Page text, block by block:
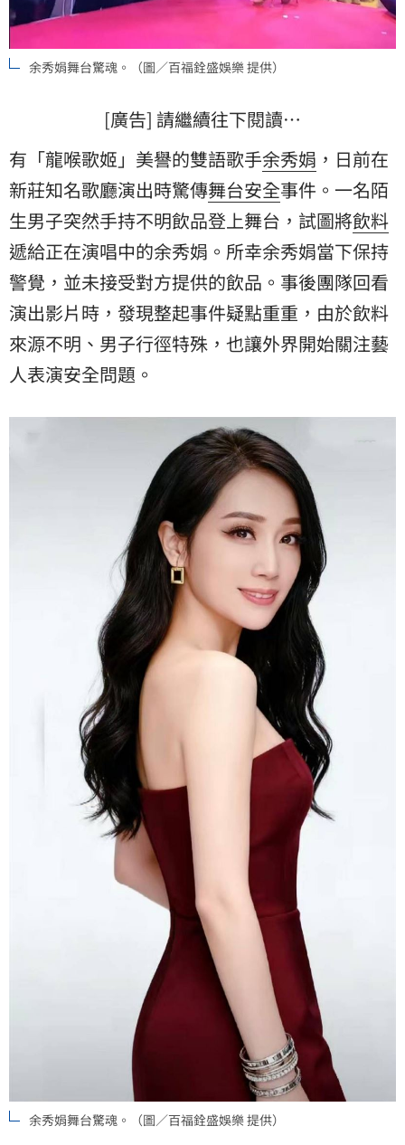
余秀娟舞台驚魂。（圖／百福銓盛娛樂 提供）
[廣告] 請繼續往下閱讀…
有「龍喉歌姬」美譽的雙語歌手余秀娟 ，日前在
新莊知名歌廳演出時驚傳舞台安全事件。一名陌
生男子突然手持不明飲品登上舞台，試圖將飲料
遞給正在演唱中的余秀娟。所幸余秀娟當下保持
警覺，並未接受對方提供的飲品。事後團隊回看
演出影片時，發現整起事件疑點重重，由於飲料
來源不明、男子行徑特殊，也讓外界開始關注藝
人表演安全問題。
余秀娟舞台驚魂。（圖／百福銓盛娛樂 提供）